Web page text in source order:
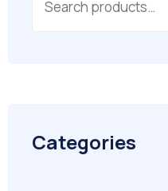
Categories